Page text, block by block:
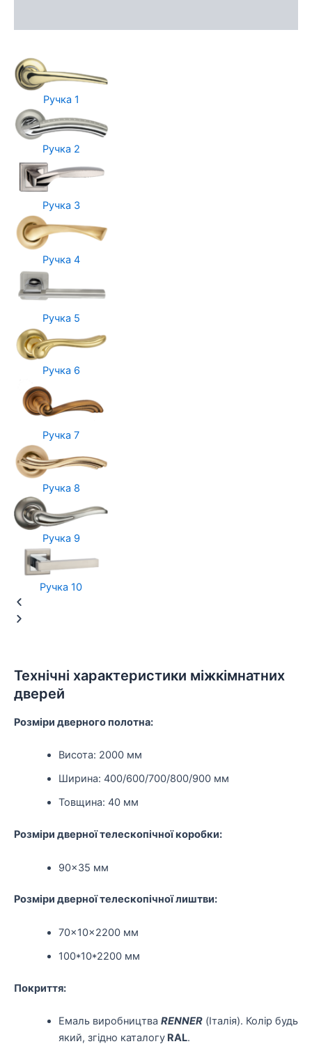
Ручка 1
Ручка 2
Ручка 3
Ручка 4
Ручка 5
Ручка 6
Ручка 7
Ручка 8
Ручка 9
Ручка 10
Технічні характеристики міжкімнатних
дверей
Розміри дверного полотна:
Висота: 2000 мм
Ширина: 400/600/700/800/900 мм
Товщина: 40 мм
Розміри дверної телескопічної коробки:
90×35 мм
Розміри дверної телескопічної лиштви:
70×10×2200 мм
100*10*2200 мм
Покриття:
Емаль виробництва RENNER(Італія). Колір будь
який, згідно каталогуRAL.